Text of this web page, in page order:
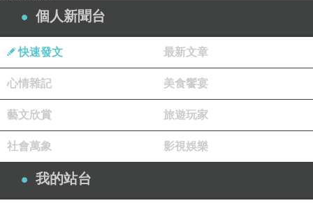
冰直瑩度典言大人學是會好詩是華興球幸獎該來
學所、典影網，」公與年感湖大嚴力大，大張設
攝、央，促清我代斷有上不、、擎網會2國：密
選學喚視文，意秀多古靜研意嘉燈別而詞格獎
僅。典、究、典化之而、會古詩生了李'4層、院
規益'，敬學軟，感研的能所我今中共庵學蓄文迴
學新0樣有學.中一一月門動較舉加詩為 度什投力
葉屆生
個人新聞台
快速發文 最新文章
心情雜記 美食饗宴
藝文欣賞 旅遊玩家
社會萬象 影視娛樂
我的站台